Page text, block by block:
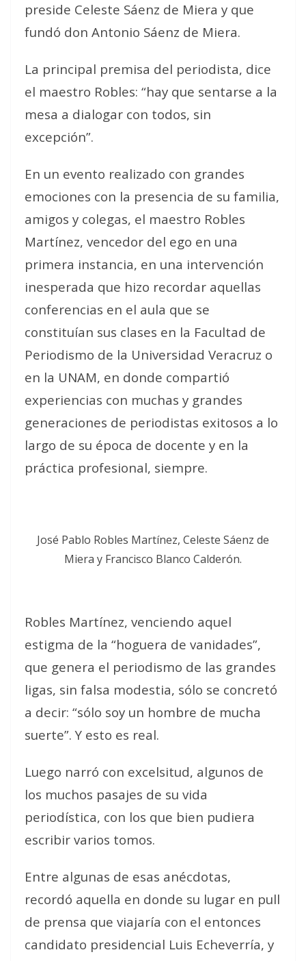
preside Celeste Sáenz de Miera y que
fundó don Antonio Sáenz de Miera.
La principal premisa del periodista, dice
el maestro Robles: “hay que sentarse a la
mesa a dialogar con todos, sin
excepción”.
En un evento realizado con grandes
emociones con la presencia de su familia,
amigos y colegas, el maestro Robles
Martínez, vencedor del ego en una
primera instancia, en una intervención
inesperada que hizo recordar aquellas
conferencias en el aula que se
constituían sus clases en la Facultad de
Periodismo de la Universidad Veracruz o
en la UNAM, en donde compartió
experiencias con muchas y grandes
generaciones de periodistas exitosos a lo
largo de su época de docente y en la
práctica profesional, siempre.
José Pablo Robles Martínez, Celeste Sáenz de
Miera y Francisco Blanco Calderón.
Robles Martínez, venciendo aquel
estigma de la “hoguera de vanidades”,
que genera el periodismo de las grandes
ligas, sin falsa modestia, sólo se concretó
a decir: “sólo soy un hombre de mucha
suerte”. Y esto es real.
Luego narró con excelsitud, algunos de
los muchos pasajes de su vida
periodística, con los que bien pudiera
escribir varios tomos.
Entre algunas de esas anécdotas,
recordó aquella en donde su lugar en pull
de prensa que viajaría con el entonces
candidato presidencial Luis Echeverría, y